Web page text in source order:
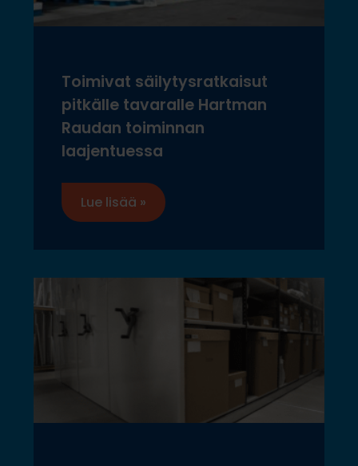
Toimivat säilytysratkaisut
pitkälle tavaralle Hartman
Raudan toiminnan
laajentuessa
Lue lisää »